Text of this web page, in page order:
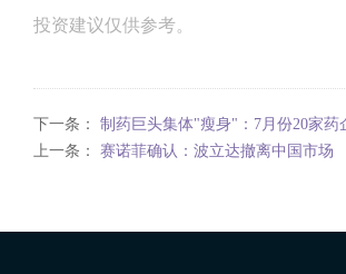
投资建议仅供参考。
下一条： 制药巨头集体"瘦身"：7月份20家药
上一条： 赛诺菲确认：波立达撤离中国市场